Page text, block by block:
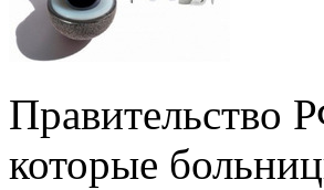
Правительство
которые